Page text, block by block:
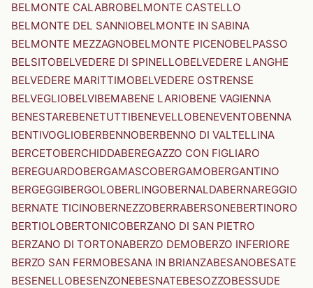
BELMONTE CALABROBELMONTE CASTELLO
BELMONTE DEL SANNIOBELMONTE IN SABINA
BELMONTE MEZZAGNOBELMONTE PICENOBELPASSO
BELSITOBELVEDERE DI SPINELLOBELVEDERE LANGHE
BELVEDERE MARITTIMOBELVEDERE OSTRENSE
BELVEGLIOBELVIBEMABENE LARIOBENE VAGIENNA
BENESTAREBENETUTTIBENEVELLOBENEVENTOBENNA
BENTIVOGLIOBERBENNOBERBENNO DI VALTELLINA
BERCETOBERCHIDDABEREGAZZO CON FIGLIARO
BEREGUARDOBERGAMASCOBERGAMOBERGANTINO
BERGEGGIBERGOLOBERLINGOBERNALDABERNAREGGIO
BERNATE TICINOBERNEZZOBERRABERSONEBERTINORO
BERTIOLOBERTONICOBERZANO DI SAN PIETRO
BERZANO DI TORTONABERZO DEMOBERZO INFERIORE
BERZO SAN FERMOBESANA IN BRIANZABESANOBESATE
BESENELLOBESENZONEBESNATEBESOZZOBESSUDE